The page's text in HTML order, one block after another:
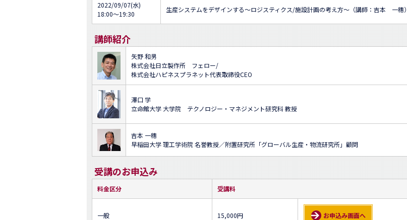
2022/09/07(水)
18:00～19:30
生産システムをデザインする～ロジスティクス/施設計画の考え方～（講師：吉本 一穗）
講師紹介
矢野 和男
株式会社日立製作所 フェロー/
株式会社ハピネスプラネット代表取締役CEO
澤口 学
立命館大学 大学院 テクノロジー・マネジメント研究科 教授
吉本 一穗
早稲田大学 理工学術院 名誉教授／附置研究所「グローバル生産・物流研究所」顧問
受講のお申込み
料金区分 受講料
一般 15,000円 お申込み画面へ